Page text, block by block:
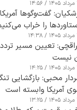
گفت‌وگوها
را خراب
تعیین مسیر
نیست
محبی: بازگشایی
آمریکا وابسته است